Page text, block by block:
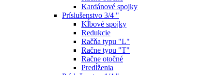
Kardánové spojky
Príslušenstvo 3/4 "
Kĺbové spojky
Redukcie
Račňa typu "L"
Račne typu "T"
Račne otočné
Predĺženia